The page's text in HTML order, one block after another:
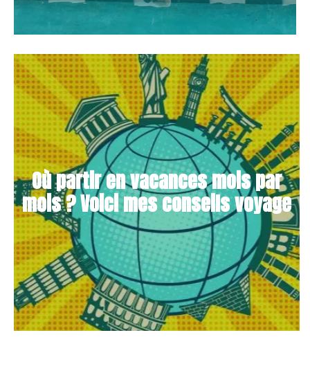
Où partir en vacances mois par
mois ? Voici mes conseils voyage